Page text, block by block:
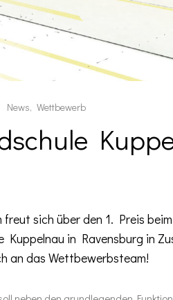
News Wettbewerb
freut sich über den 1. Preis
Kuppelnau in Ravensburg in
an das Wettbewerbsteam!